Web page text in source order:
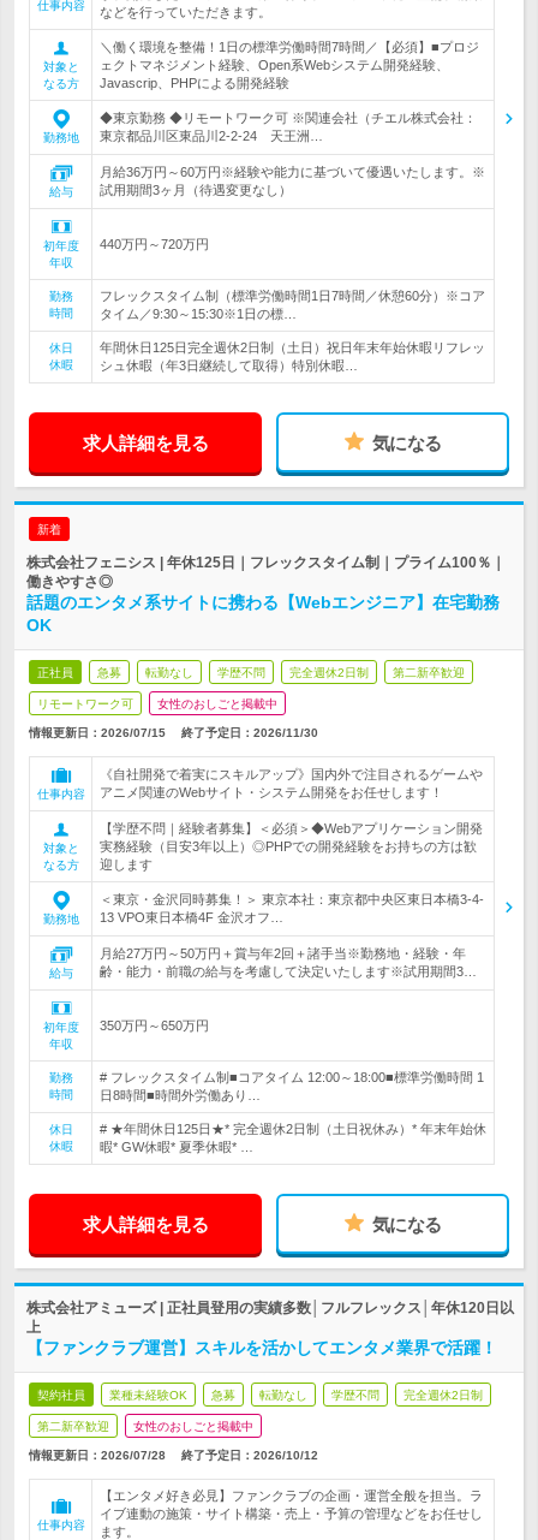
仕事内容
などを行っていただきます。
対象と
なる方
＼働く環境を整備！1日の標準労働時間7時間／【必須】■プロジ
ェクトマネジメント経験、Open系Webシステム開発経験、
Javascrip、PHPによる開発経験
勤務地
◆東京勤務 ◆リモートワーク可 ※関連会社（チエル株式会社：
東京都品川区東品川2-2-24 天王洲…
給与
月給36万円～60万円※経験や能力に基づいて優遇いたします。※
試用期間3ヶ月（待遇変更なし）
初年度
年収
440万円～720万円
勤務
時間
フレックスタイム制（標準労働時間1日7時間／休憩60分）※コア
タイム／9:30～15:30※1日の標…
休日
休暇
年間休日125日完全週休2日制（土日）祝日年末年始休暇リフレッ
シュ休暇（年3日継続して取得）特別休暇…
求人詳細を見る 気になる
新着
株式会社フェニシス | 年休125日｜フレックスタイム制｜プライム100％｜
働きやすさ◎
話題のエンタメ系サイトに携わる【Webエンジニア】在宅勤務
OK
正社員 急募 転勤なし 学歴不問 完全週休2日制 第二新卒歓迎
リモートワーク可 女性のおしごと掲載中
情報更新日：2026/07/15 終了予定日： 2026/11/30
仕事内容
《自社開発で着実にスキルアップ》国内外で注目されるゲームや
アニメ関連のWebサイト・システム開発をお任せします！
対象と
なる方
【学歴不問｜経験者募集】＜必須＞◆Webアプリケーション開発
実務経験（目安3年以上）◎PHPでの開発経験をお持ちの方は歓
迎します
勤務地
＜東京・金沢同時募集！＞ 東京本社：東京都中央区東日本橋3-4-
13 VPO東日本橋4F 金沢オフ…
給与
月給27万円～50万円＋賞与年2回＋諸手当※勤務地・経験・年
齢・能力・前職の給与を考慮して決定いたします※試用期間3…
初年度
年収
350万円～650万円
勤務
時間
# フレックスタイム制■コアタイム 12:00～18:00■標準労働時間 1
日8時間■時間外労働あり…
休日
休暇
# ★年間休日125日★* 完全週休2日制（土日祝休み）* 年末年始休
暇* GW休暇* 夏季休暇* …
求人詳細を見る 気になる
株式会社アミューズ | 正社員登用の実績多数│フルフレックス│年休120日以
上
【ファンクラブ運営】スキルを活かしてエンタメ業界で活躍！
契約社員 業種未経験OK 急募 転勤なし 学歴不問 完全週休2日制
第二新卒歓迎 女性のおしごと掲載中
情報更新日：2026/07/28 終了予定日： 2026/10/12
仕事内容
【エンタメ好き必見】ファンクラブの企画・運営全般を担当。ラ
イブ連動の施策・サイト構築・売上・予算の管理などをお任せし
ます。